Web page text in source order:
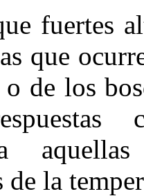
fuertes
que
de los
la